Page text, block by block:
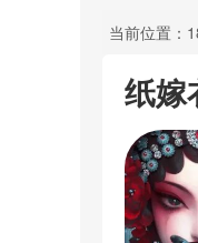
当前位置：
纸嫁